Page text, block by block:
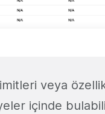
veya
içinde